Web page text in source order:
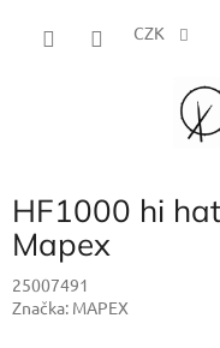
CZK
HF1000 hi
Mapex
25007491
Značka: MAPEX